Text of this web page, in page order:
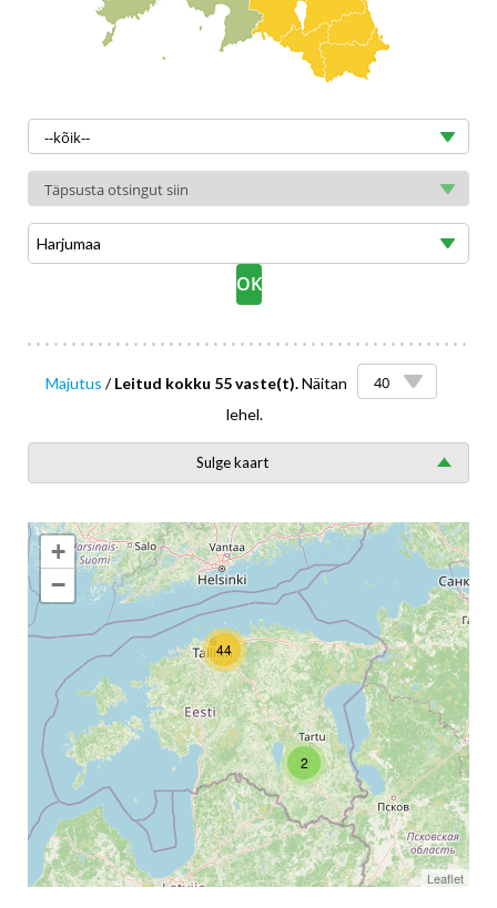
Harjumaa
Majutus /Leitud kokku 55 vaste(t).Näitan
lehel.
Sulge kaart
2
44
+
−
Leaflet